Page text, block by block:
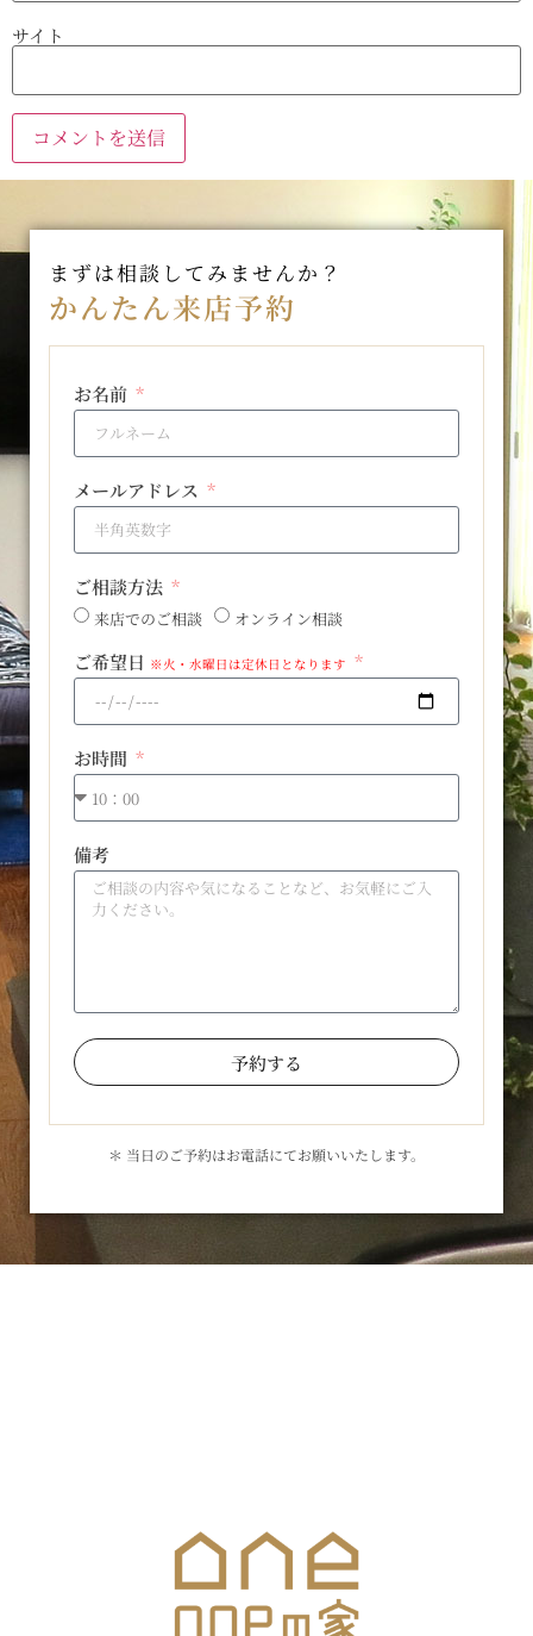
サイト
まずは相談してみませんか？
かんたん来店予約
お名前
メールアドレス
ご相談方法
来店でのご相談 オンライン相談
ご希望日 ※火・水曜日は定休日となります
お時間
備考
予約する
＊ 当日のご予約はお電話にてお願いいたします。